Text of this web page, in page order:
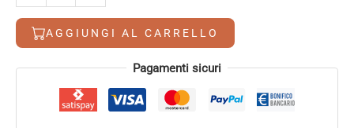
'N
Shade
AS957
AGGIUNGI AL CARRELLO
Alternative: Pagamenti sicuri